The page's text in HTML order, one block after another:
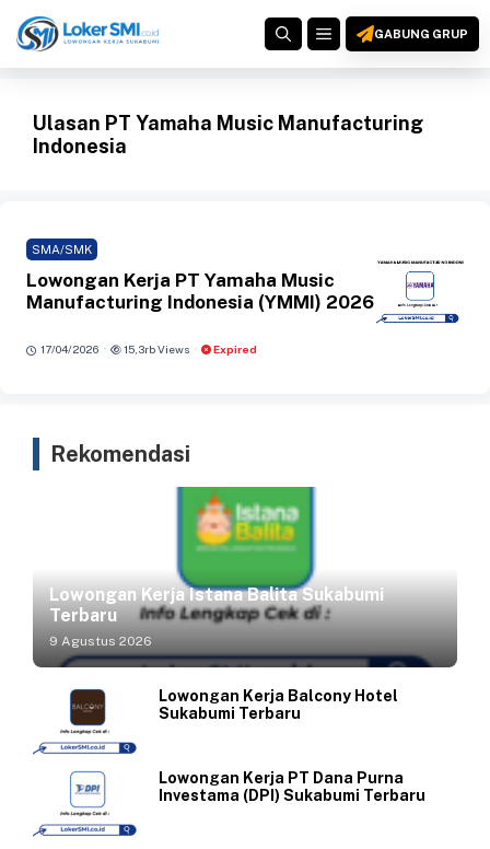
ke
MENUGABUNG GRUP
Ulasan PT Yamaha Music Manufacturing
Indonesia
SMA/SMK
Lowongan Kerja PT Yamaha Music
Manufacturing Indonesia (YMMI) 2026
17/04/2026 · 15,3rb Views · Expired
Rekomendasi
Lowongan Kerja Istana Balita Sukabumi
Terbaru
9 Agustus 2026
Lowongan Kerja Balcony Hotel
Sukabumi Terbaru
Lowongan Kerja PT Dana Purna
Investama (DPI) Sukabumi Terbaru